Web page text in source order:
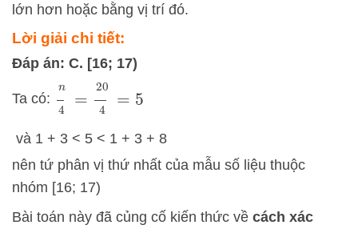
lớn hơn hoặc bằng vị trí đó.
Lời giải chi tiết:
Đáp án: C. [16; 17)
Ta có: n4 204
và 1 + 3 < 5 < 1 + 3 + 8
nên tứ phân vị thứ nhất của mẫu số liệu thuộc
nhóm [16; 17)
Bài toán này đã củng cố kiến thức về cách xác